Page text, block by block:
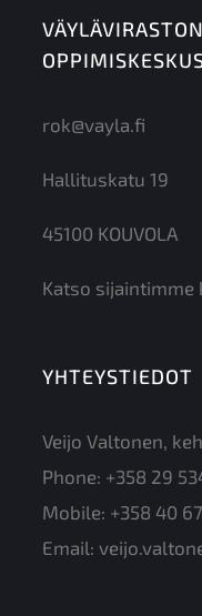
rok@vayla.fi
Hallituskatu 19
45100 KOUVOLA
Katso sijaintimme
YHTEYSTIEDOT
Veijo Valtonen,
Phone: +358 29
Mobile: +358 40
Email: